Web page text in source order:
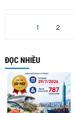
1 2
ĐỌC NHIỀU